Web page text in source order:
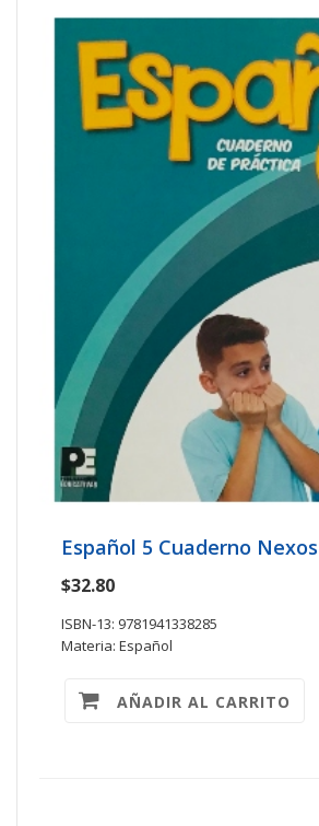
Español 5 Cuaderno Nexos
$32.80
ISBN-13: 9781941338285
Materia: Español
AÑADIR AL CARRITO